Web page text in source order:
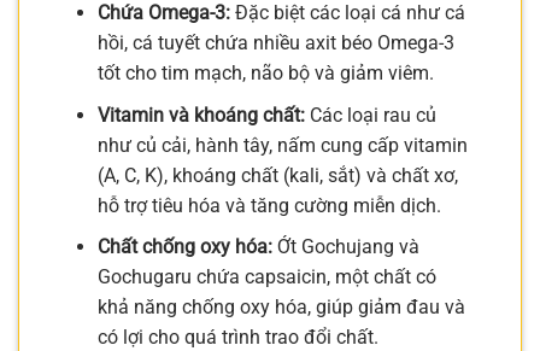
Chứa Omega-3:Đặc biệt các loại cá như cá
hồi, cá tuyết chứa nhiều axit béo Omega-3
tốt cho tim mạch, não bộ và giảm viêm.
Vitamin và khoáng chất:Các loại rau củ
như củ cải, hành tây, nấm cung cấp vitamin
(A, C, K), khoáng chất (kali, sắt) và chất xơ,
hỗ trợ tiêu hóa và tăng cường miễn dịch.
Chất chống oxy hóa:Ớt Gochujang và
Gochugaru chứa capsaicin, một chất có
khả năng chống oxy hóa, giúp giảm đau và
có lợi cho quá trình trao đổi chất.